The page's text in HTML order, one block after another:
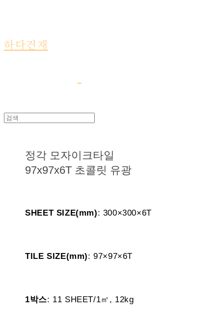
하다건재
정각 모자이크타일
97x97x6T 초콜릿 유광
SHEET SIZE(mm): 300×300×6T
TILE SIZE(mm): 97×97×6T
1박스: 11 SHEET/1㎡, 12kg